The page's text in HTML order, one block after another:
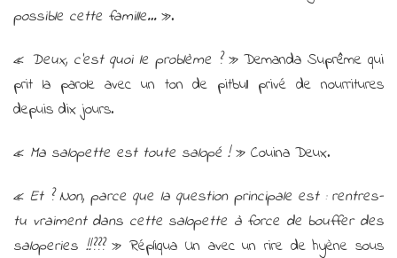
possible cette famille…».
« Deux, c’est quoi le problème ?» Demanda Suprême qui
prit la parole avec un ton de pitbull privé de nourritures
depuis dix jours.
« Ma salopette est toute salopé !» Couina Deux.
«Et ? Non, parce que la question principale est : rentres-
tu vraiment dans cette salopette à force de bouffer des
saloperies !!???» Répliqua Un avec un rire de hyène sous